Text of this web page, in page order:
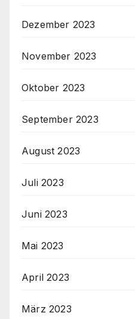
Dezember 2023
November 2023
Oktober 2023
September 2023
August 2023
Juli 2023
Juni 2023
Mai 2023
April 2023
März 2023